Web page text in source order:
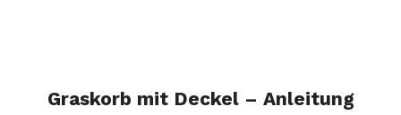
Graskorb mit Deckel – Anleitung